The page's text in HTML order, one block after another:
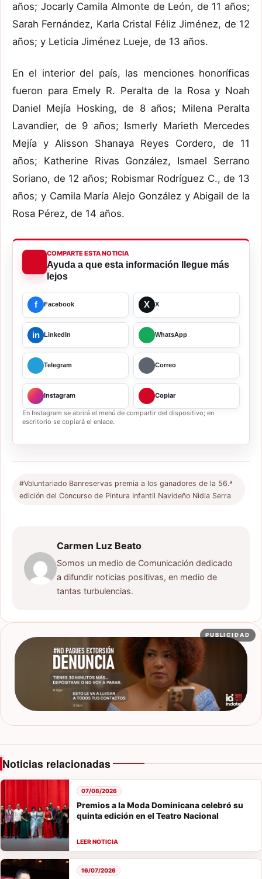
años; Jocarly Camila Almonte de León, de 11 años;
Sarah Fernández, Karla Cristal Féliz Jiménez, de 12
años; y Leticia Jiménez Lueje, de 13 años.
En el interior del país, las menciones honoríficas
fueron para Emely R. Peralta de la Rosa y Noah
Daniel Mejía Hosking, de 8 años; Milena Peralta
Lavandier, de 9 años; Ismerly Marieth Mercedes
Mejía y Alisson Shanaya Reyes Cordero, de 11
años; Katherine Rivas González, Ismael Serrano
Soriano, de 12 años; Robismar Rodríguez C., de 13
años; y Camila María Alejo González y Abigail de la
Rosa Pérez, de 14 años.
COMPARTE ESTA NOTICIA
Ayuda a que esta información llegue más
lejos
f Facebook X X
in LinkedIn WhatsApp
Telegram Correo
Instagram Copiar
En Instagram se abrirá el menú de compartir del dispositivo; en
escritorio se copiará el enlace.
#Voluntariado Banreservas premia a los ganadores de la 56.ª
edición del Concurso de Pintura Infantil Navideño Nidia Serra
Carmen Luz Beato
Somos un medio de Comunicación dedicado
a difundir noticias positivas, en medio de
tantas turbulencias.
PUBLICIDAD
Noticias relacionadas
Premios a la Moda Dominicana celebró su
quinta edición en el Teatro Nacional
07/08/2026
16/07/2026